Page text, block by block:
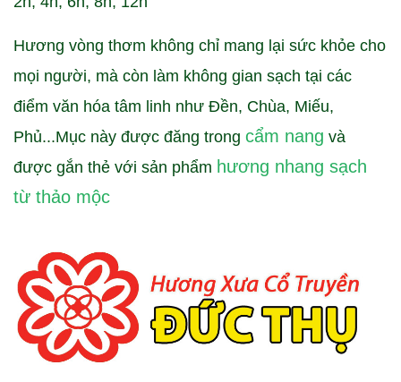
Hương vòng thơm không chỉ mang lại sức khỏe cho
mọi người, mà còn làm không gian sạch tại các
điểm văn hóa tâm linh như Đền, Chùa, Miếu,
Phủ...Mục này được đăng trong cẩm nang và
được gắn thẻ với sản phẩm hương nhang sạch
từ thảo mộc